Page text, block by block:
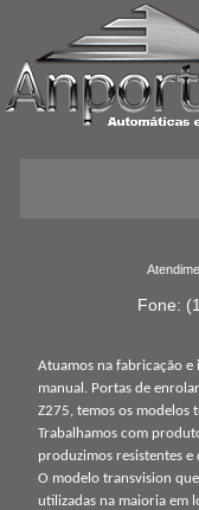
Fone:
Atuamos na fabricação e
manual. Portas de
Z275, temos os modelos
Trabalhamos com
produzimos resistentes e
O modelo transvision
utilizadas na maioria em